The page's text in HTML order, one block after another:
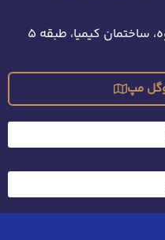
ساختمان کیمیا، طبقه 5
مپ